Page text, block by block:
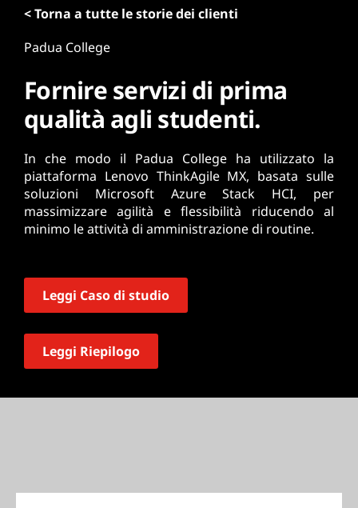
< Torna a tutte le storie dei clienti
Padua College
Fornire servizi di prima
qualità agli studenti.
In che modo il Padua College ha utilizzato la
piattaforma Lenovo ThinkAgile MX, basata sulle
soluzioni Microsoft Azure Stack HCI, per
massimizzare agilità e flessibilità riducendo al
minimo le attività di amministrazione di routine.
Leggi Caso di studio
Leggi Riepilogo